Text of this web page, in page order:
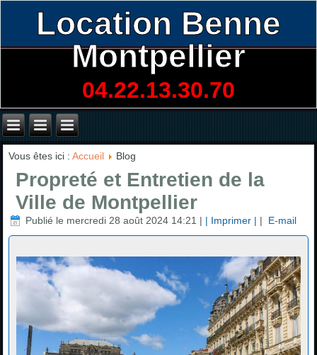
Location Benne
Montpellier
04.22.13.30.70
Vous êtes ici :Accueil Blog
Propreté et Entretien de la
Ville de Montpellier
Publié le mercredi 28 août 2024 14:21 | | Imprimer | | E-mail